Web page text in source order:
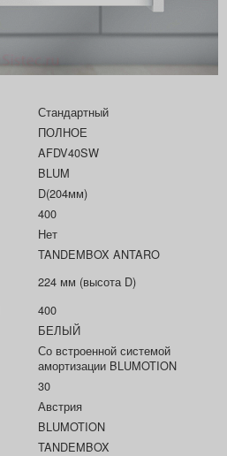
Стандартный
ПОЛНОЕ
AFDV40SW
BLUM
D(204мм)
400
Нет
TANDEMBOX ANTARO
224 мм (высота D)
400
БЕЛЫЙ
Со встроенной системой
амортизации BLUMOTION
30
Австрия
BLUMOTION
TANDEMBOX